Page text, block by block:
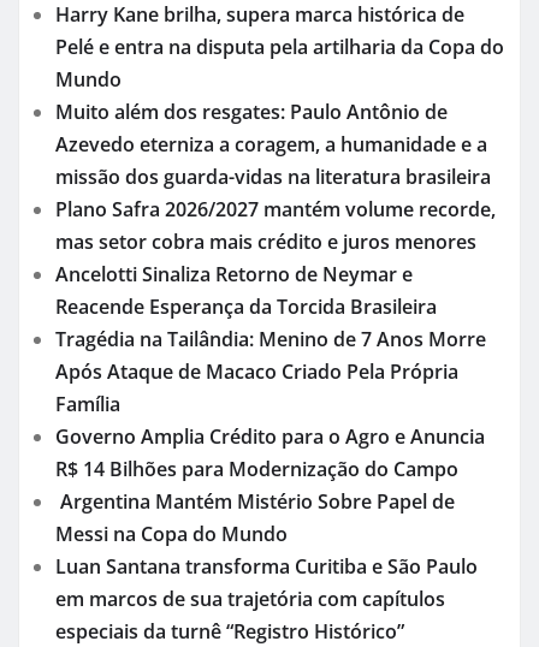
Harry Kane brilha, supera marca histórica de
Pelé e entra na disputa pela artilharia da Copa do
Mundo
Muito além dos resgates: Paulo Antônio de
Azevedo eterniza a coragem, a humanidade e a
missão dos guarda-vidas na literatura brasileira
Plano Safra 2026/2027 mantém volume recorde,
mas setor cobra mais crédito e juros menores
Ancelotti Sinaliza Retorno de Neymar e
Reacende Esperança da Torcida Brasileira
Tragédia na Tailândia: Menino de 7 Anos Morre
Após Ataque de Macaco Criado Pela Própria
Família
Governo Amplia Crédito para o Agro e Anuncia
R$ 14 Bilhões para Modernização do Campo
Argentina Mantém Mistério Sobre Papel de
Messi na Copa do Mundo
Luan Santana transforma Curitiba e São Paulo
em marcos de sua trajetória com capítulos
especiais da turnê “Registro Histórico”